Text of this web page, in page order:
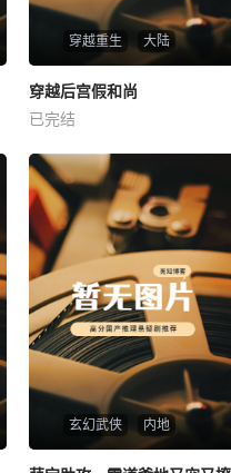
穿越重生 大陆
穿越后宫假和尚
未知
穿越后宫假和尚
已完结
玄幻武侠 内地